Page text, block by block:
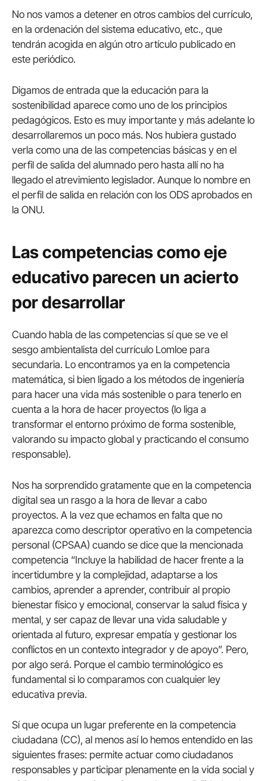
No nos vamos a detener en otros cambios del currículo,
en la ordenación del sistema educativo, etc., que
tendrán acogida en algún otro artículo publicado en
este periódico.
Digamos de entrada que la educación para la
sostenibilidad aparece como uno de los principios
pedagógicos. Esto es muy importante y más adelante lo
desarrollaremos un poco más. Nos hubiera gustado
verla como una de las competencias básicas y en el
perfil de salida del alumnado pero hasta allí no ha
llegado el atrevimiento legislador. Aunque lo nombre en
el perfil de salida en relación con los ODS aprobados en
la ONU.
Las competencias como eje
educativo parecen un acierto
por desarrollar
Cuando habla de las competencias sí que se ve el
sesgo ambientalista del currículo Lomloe para
secundaria. Lo encontramos ya en la competencia
matemática, si bien ligado a los métodos de ingeniería
para hacer una vida más sostenible o para tenerlo en
cuenta a la hora de hacer proyectos (lo liga a
transformar el entorno próximo de forma sostenible,
valorando su impacto global y practicando el consumo
responsable).
Nos ha sorprendido gratamente que en la competencia
digital sea un rasgo a la hora de llevar a cabo
proyectos. A la vez que echamos en falta que no
aparezca como descriptor operativo en la competencia
personal (CPSAA) cuando se dice que la mencionada
competencia “Incluye la habilidad de hacer frente a la
incertidumbre y la complejidad, adaptarse a los
cambios, aprender a aprender, contribuir al propio
bienestar físico y emocional, conservar la salud física y
mental, y ser capaz de llevar una vida saludable y
orientada al futuro, expresar empatía y gestionar los
conflictos en un contexto integrador y de apoyo”. Pero,
por algo será. Porque el cambio terminológico es
fundamental si lo comparamos con cualquier ley
educativa previa.
Sí que ocupa un lugar preferente en la competencia
ciudadana (CC), al menos así lo hemos entendido en las
siguientes frases: permite actuar como ciudadanos
responsables y participar plenamente en la vida social y